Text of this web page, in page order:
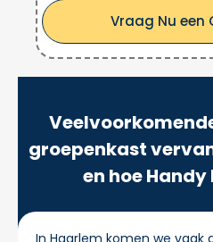
Vraag Nu een
groepenkast
en hoe
In Haarlem komen we vaak